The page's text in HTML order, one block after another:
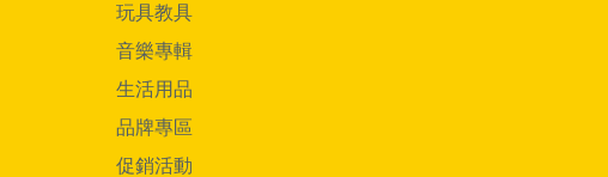
玩具教具
音樂專輯
生活用品
品牌專區
促銷活動